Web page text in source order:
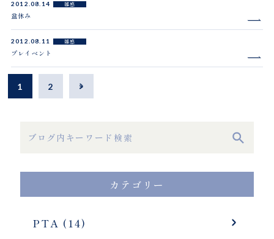
2012.08.14 雑感
盆休み
2012.08.11 雑感
プレイベント
1 2 >
カテゴリー
PTA (14)